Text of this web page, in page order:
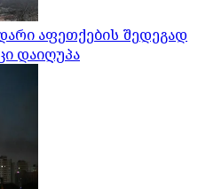
აფეთქების შედეგად
დაიღუპა